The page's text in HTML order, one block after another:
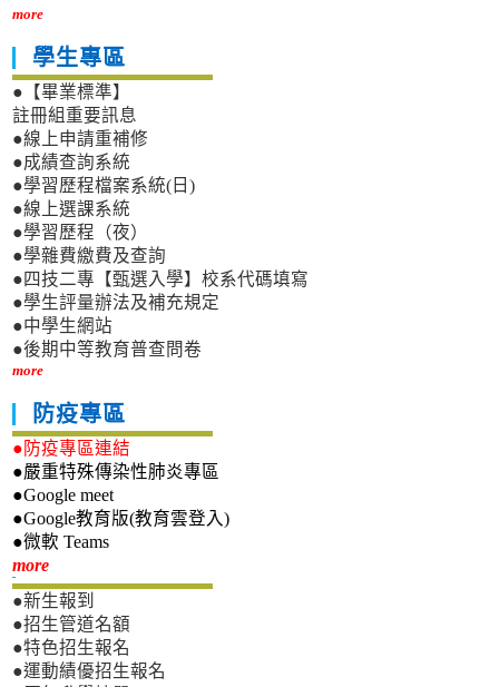
more
學生專區
●【畢業標準】
註冊組重要訊息
●線上申請重補修
●成績查詢系統
●學習歷程檔案系統(日)
●線上選課系統
●學習歷程（夜）
●學雜費繳費及查詢
●四技二專【甄選入學】校系代碼填寫
●學生評量辦法及補充規定
●中學生網站
●後期中等教育普查問卷
more
防疫專區
●防疫專區連結
●嚴重特殊傳染性肺炎專區
●Google meet
●Google教育版(教育雲登入)
●微軟 Teams
more新生專區
●新生報到
●招生管道名額
●特色招生報名
●運動績優招生報名